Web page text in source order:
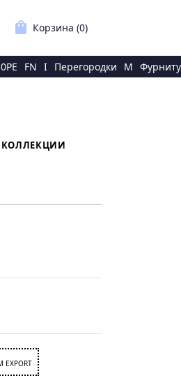
shopping_bag Корзина (0)
0PE FN I Перегородки M
КОЛЛЕКЦИИ